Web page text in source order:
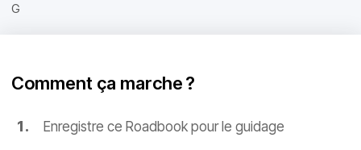
G
Comment ça marche ?
Enregistre ce Roadbook pour le guidage